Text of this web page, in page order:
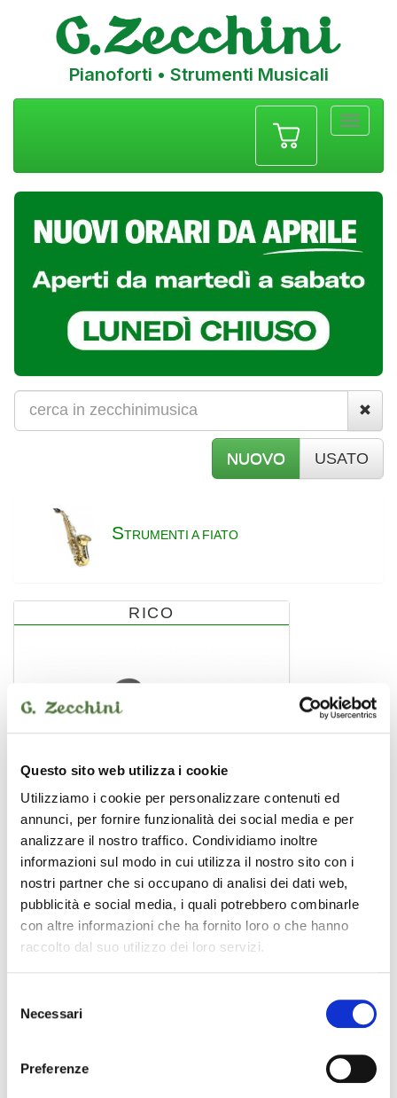
Questo sito web utilizza i cookie
Utilizziamo i cookie per personalizzare contenuti ed
annunci, per fornire funzionalità dei social media e per
analizzare il nostro traffico. Condividiamo inoltre
informazioni sul modo in cui utilizza il nostro sito con i
nostri partner che si occupano di analisi dei dati web,
pubblicità e social media, i quali potrebbero combinarle
con altre informazioni che ha fornito loro o che hanno
raccolto dal suo utilizzo dei loro servizi.
delNecessari
Preferenze
Pianoforti • Strumenti Musicali
NUOVO USATO
STRUMENTI A FIATO
RICO
RTS1N
legatura e copribocchino